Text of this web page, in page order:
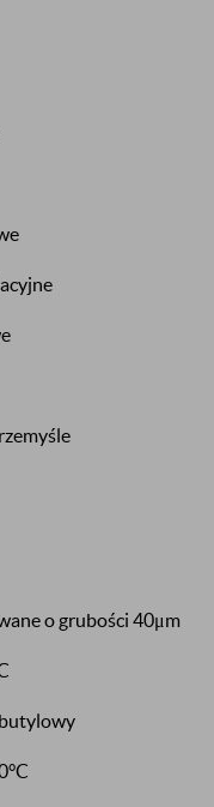
o grubości 40μm